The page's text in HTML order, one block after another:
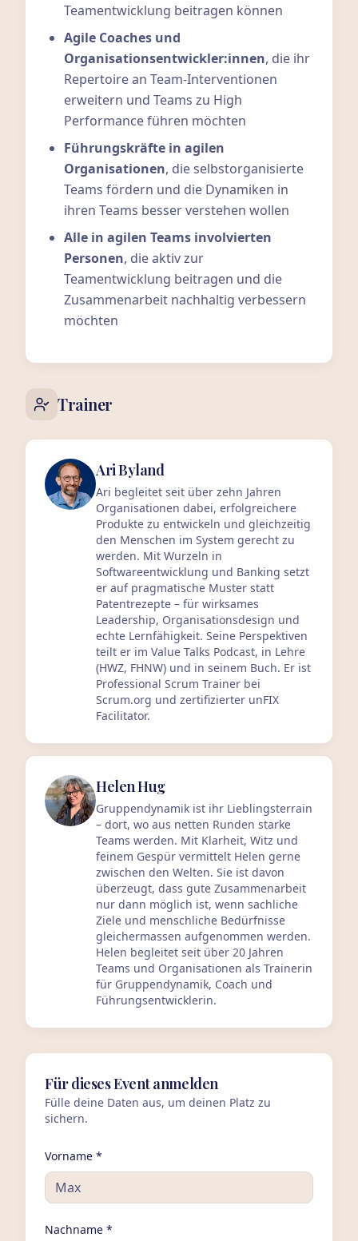
Teamentwicklung beitragen können
Agile Coaches und
Organisationsentwickler:innen, die ihr
Repertoire an Team-Interventionen
erweitern und Teams zu High
Performance führen möchten
Führungskräfte in agilen
Organisationen, die selbstorganisierte
Teams fördern und die Dynamiken in
ihren Teams besser verstehen wollen
Alle in agilen Teams involvierten
Personen, die aktiv zur
Teamentwicklung beitragen und die
Zusammenarbeit nachhaltig verbessern
möchten
Trainer
Ari Byland
Ari begleitet seit über zehn Jahren
Organisationen dabei, erfolgreichere
Produkte zu entwickeln und gleichzeitig
den Menschen im System gerecht zu
werden. Mit Wurzeln in
Softwareentwicklung und Banking setzt
er auf pragmatische Muster statt
Patentrezepte – für wirksames
Leadership, Organisationsdesign und
echte Lernfähigkeit. Seine Perspektiven
teilt er im Value Talks Podcast, in Lehre
(HWZ, FHNW) und in seinem Buch. Er ist
Professional Scrum Trainer bei
Scrum.org und zertifizierter unFIX
Facilitator.
Helen Hug
Gruppendynamik ist ihr Lieblingsterrain
– dort, wo aus netten Runden starke
Teams werden. Mit Klarheit, Witz und
feinem Gespür vermittelt Helen gerne
zwischen den Welten. Sie ist davon
überzeugt, dass gute Zusammenarbeit
nur dann möglich ist, wenn sachliche
Ziele und menschliche Bedürfnisse
gleichermassen aufgenommen werden.
Helen begleitet seit über 20 Jahren
Teams und Organisationen als Trainerin
für Gruppendynamik, Coach und
Führungsentwicklerin.
Für dieses Event anmelden
Fülle deine Daten aus, um deinen Platz zu
sichern.
Vorname *
Nachname *